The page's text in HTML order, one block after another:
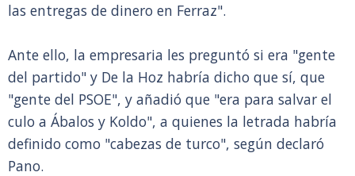
las entregas de dinero en Ferraz".
Ante ello, la empresaria les preguntó si era "gente
del partido" y De la Hoz habría dicho que sí, que
"gente del PSOE", y añadió que "era para salvar el
culo a Ábalos y Koldo", a quienes la letrada habría
definido como "cabezas de turco", según declaró
Pano.